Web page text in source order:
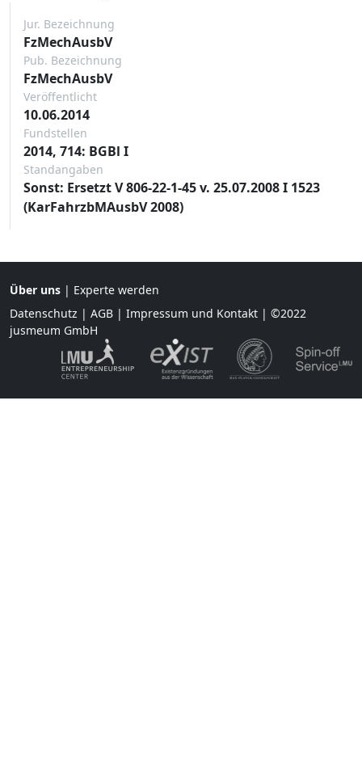
Jur. Bezeichnung
FzMechAusbV
Pub. Bezeichnung
FzMechAusbV
Veröffentlicht
10.06.2014
Fundstellen
2014, 714: BGBl I
Standangaben
Sonst: Ersetzt V 806-22-1-45 v. 25.07.2008 I 1523
(KarFahrzbMAusbV 2008)
Über uns | Experte werden
Datenschutz | AGB | Impressum und Kontakt | ©2022
jusmeum GmbH